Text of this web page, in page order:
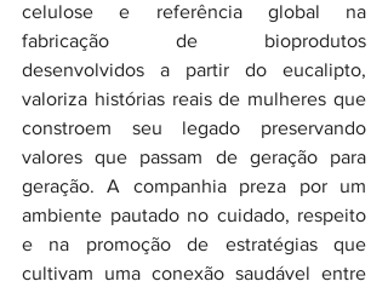
celulose e referência global na
fabricação de bioprodutos
desenvolvidos a partir do eucalipto,
valoriza histórias reais de mulheres que
constroem seu legado preservando
valores que passam de geração para
geração. A companhia preza por um
ambiente pautado no cuidado, respeito
e na promoção de estratégias que
cultivam uma conexão saudável entre